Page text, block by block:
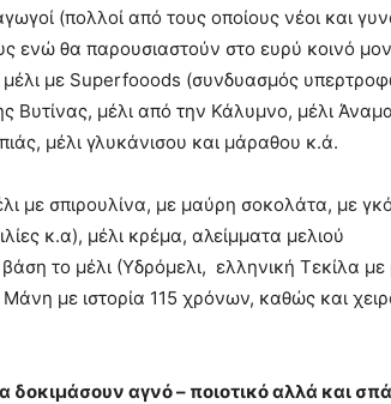
(πολλοί από τους οποίους νέοι και
ενώ θα παρουσιαστούν στο ευρύ κοινό
με Superfooods (συνδυασμός
Βυτίνας, μέλι από την Κάλυμνο, μέλι
μέλι γλυκάνισου και μάραθου κ.ά.
με σπιρουλίνα, με μαύρη σοκολάτα, με
κ.α), μέλι κρέμα, αλείμματα μελιού
το μέλι (Υδρόμελι, ελληνική Τεκίλα με
με ιστορία 115 χρόνων, καθώς και
αγνό – ποιοτικό αλλά και